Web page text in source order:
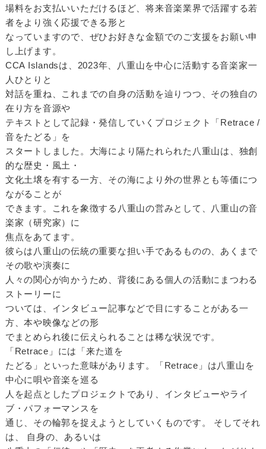
場料をお支払いいただけるほど、将来音楽業界で活躍する若
者をより強く応援できる形と
なっていますので、ぜひお好きな金額でのご支援をお願い申
し上げます。
CCA Islandsは、2023年、八重山を中心に活動する音楽家一
人ひとりと
対話を重ね、これまでの自身の活動を辿りつつ、その独自の
在り方を音源や
テキストとして記録・発信していくプロジェクト「Retrace /
音をたどる」を
スタートしました。大海により隔たれられた八重山は、独創
的な歴史・風土・
文化土壌を有する一方、その海により外の世界とも等価につ
ながることが
できます。これを象徴する八重山の営みとして、八重山の音
楽家（研究家）に
焦点をあてます。
彼らは八重山の伝統の重要な担い手であるものの、あくまで
その歌や演奏に
人々の関心が向かうため、背後にある個人の活動にまつわる
ストーリーに
ついては、インタビュー記事などで目にすることがある一
方、本や映像などの形
でまとめられ後に伝えられることは稀な状況です。
「Retrace」には「来た道を
たどる」といった意味があります。「Retrace」は八重山を
中心に唄や音楽を巡る
人を起点としたプロジェクトであり、インタビューやライ
ブ・パフォーマンスを
通じ、その輪郭を捉えようとしていくものです。 そしてそれ
は、 自身の、あるいは